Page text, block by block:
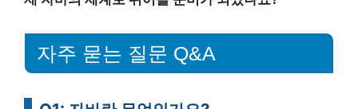
자주 묻는 질문 Q&A